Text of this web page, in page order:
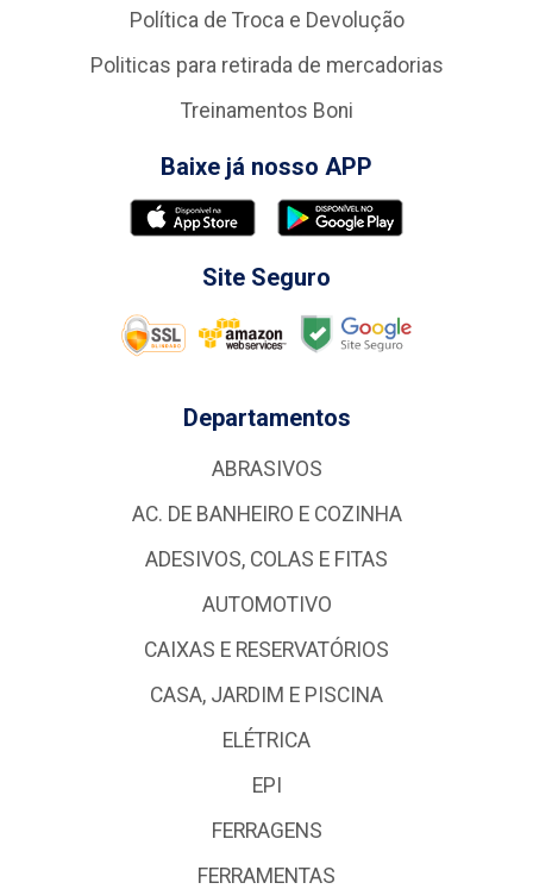
Política de Troca e Devolução
Politicas para retirada de mercadorias
Treinamentos Boni
Baixe já nosso APP
Site Seguro
Departamentos
ABRASIVOS
AC. DE BANHEIRO E COZINHA
ADESIVOS, COLAS E FITAS
AUTOMOTIVO
CAIXAS E RESERVATÓRIOS
CASA, JARDIM E PISCINA
ELÉTRICA
EPI
FERRAGENS
FERRAMENTAS